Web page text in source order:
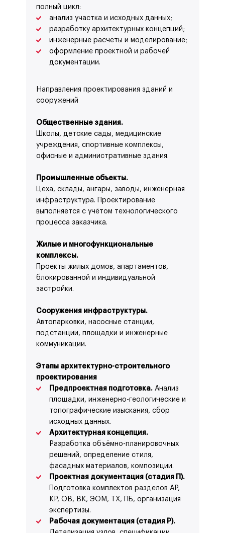
полный цикл:
анализ участка и исходных данных;
разработку архитектурных концепций;
инженерные расчёты и моделирование;
оформление проектной и рабочей
документации.
Направления проектирования зданий и
сооружений
Общественные здания.
Школы, детские сады, медицинские
учреждения, спортивные комплексы,
офисные и административные здания.
Промышленные объекты.
Цеха, склады, ангары, заводы, инженерная
инфраструктура. Проектирование
выполняется с учётом технологического
процесса заказчика.
Жилые и многофункциональные
комплексы.
Проекты жилых домов, апартаментов,
блокированной и индивидуальной
застройки.
Сооружения инфраструктуры.
Автопарковки, насосные станции,
подстанции, площадки и инженерные
коммуникации.
Этапы архитектурно-строительного
проектирования
Предпроектная подготовка.Анализ
площадки, инженерно-геологические и
топографические изыскания, сбор
исходных данных.
Архитектурная концепция.
Разработка объёмно-планировочных
решений, определение стиля,
фасадных материалов, композиции.
Проектная документация (стадия П).
Подготовка комплектов разделов АР,
КР, ОВ, ВК, ЭОМ, ТХ, ПБ, организация
экспертизы.
Рабочая документация (стадия Р).